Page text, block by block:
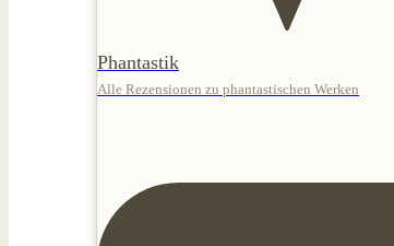
Phantastik
Alle Rezensionen zu phantastischen Werken